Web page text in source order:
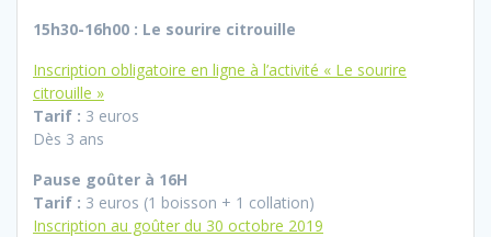
15h30-16h00 : Le sourire citrouille
Inscription obligatoire en ligne à l’activité « Le sourire
citrouille »
Tarif : 3 euros
Dès 3 ans
Pause goûter à 16H
Tarif : 3 euros (1 boisson + 1 collation)
Inscription au goûter du 30 octobre 2019